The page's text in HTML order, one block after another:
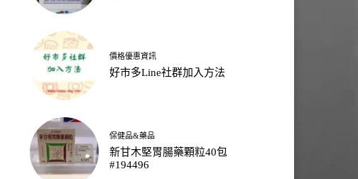
價格優惠資訊
好市多Line社群加入方法
保健品&藥品
新甘木堅胃腸藥顆粒40包
#194496